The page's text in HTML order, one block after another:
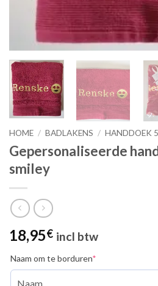
HOME / BADLAKENS / HANDDOEK
Gepersonaliseerde
smiley
18,95€ incl btw
Naam om te borduren*